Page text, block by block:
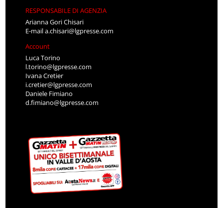
RESPONSABILE DI AGENZIA
Arianna Gori Chisari
E-maila.chisari@lgpresse.com
Account
Luca Torino
l.torino@lgpresse.com
Ivana Cretier
i.cretier@lgpresse.com
Daniele Fimiano
d.fimiano@lgpresse.com